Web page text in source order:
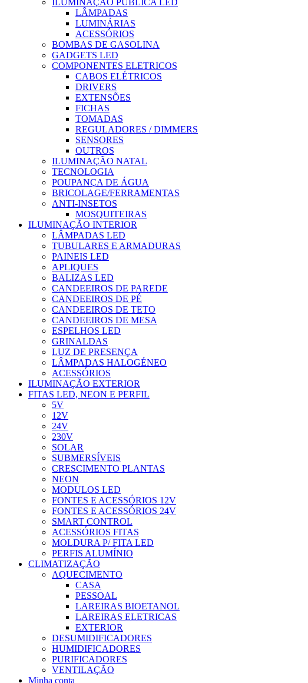
ILUMINAÇÃO PÚBLICA LED
LÂMPADAS
LUMINÁRIAS
ACESSÓRIOS
BOMBAS DE GASOLINA
GADGETS LED
COMPONENTES ELETRICOS
CABOS ELÉTRICOS
DRIVERS
EXTENSÕES
FICHAS
TOMADAS
REGULADORES / DIMMERS
SENSORES
OUTROS
ILUMINAÇÃO NATAL
TECNOLOGIA
POUPANÇA DE ÁGUA
BRICOLAGE/FERRAMENTAS
ANTI-INSETOS
MOSQUITEIRAS
ILUMINAÇÃO INTERIOR
LÂMPADAS LED
TUBULARES E ARMADURAS
PAINEIS LED
APLIQUES
BALIZAS LED
CANDEEIROS DE PAREDE
CANDEEIROS DE PÉ
CANDEEIROS DE TETO
CANDEEIROS DE MESA
ESPELHOS LED
GRINALDAS
LUZ DE PRESENÇA
LÂMPADAS HALOGÉNEO
ACESSÓRIOS
ILUMINAÇÃO EXTERIOR
FITAS LED, NEON E PERFIL
5V
12V
24V
230V
SOLAR
SUBMERSÍVEIS
CRESCIMENTO PLANTAS
NEON
MODULOS LED
FONTES E ACESSÓRIOS 12V
FONTES E ACESSÓRIOS 24V
SMART CONTROL
ACESSÓRIOS FITAS
MOLDURA P/ FITA LED
PERFIS ALUMÍNIO
CLIMATIZAÇÃO
AQUECIMENTO
CASA
PESSOAL
LAREIRAS BIOETANOL
LAREIRAS ELETRICAS
EXTERIOR
DESUMIDIFICADORES
HUMIDIFICADORES
PURIFICADORES
VENTILAÇÃO
Minha conta